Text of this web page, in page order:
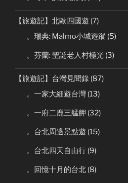
【旅遊記】北歐四國遊 (7)
。瑞典: Malmo小城遊蹤 (5)
。芬蘭: 聖誕老人村極光 (3)
【旅遊記】台灣見聞錄 (87)
。一家大細遊台灣 (13)
。一府二鹿三艋舺 (32)
。台北周邊景點遊 (15)
。台北四天自由行 (9)
。回憶十月的台北 (8)